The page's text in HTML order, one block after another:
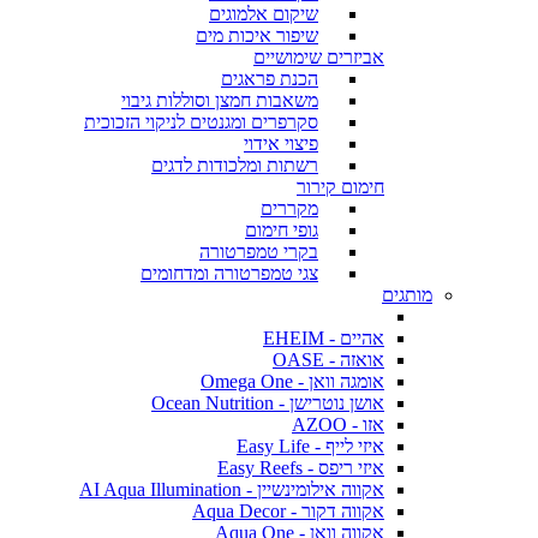
שיקום אלמוגים
שיפור איכות מים
אביזרים שימושיים
הכנת פראגים
משאבות חמצן וסוללות גיבוי
סקרפרים ומגנטים לניקוי הזכוכית
פיצוי אידוי
רשתות ומלכודות לדגים
חימום קירור
מקררים
גופי חימום
בקרי טמפרטורה
צגי טמפרטורה ומדחומים
מותגים
אהיים - EHEIM
אואזה - OASE
אומגה וואן - Omega One
אושן נוטרישן - Ocean Nutrition
אזו - AZOO
איזי לייף - Easy Life
איזי ריפס - Easy Reefs
אקווה אילומינשיין - AI Aqua Illumination
אקווה דקור - Aqua Decor
אקווה וואן - Aqua One